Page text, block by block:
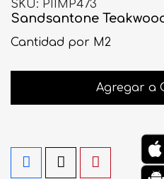
SKU PIIMP473
Sandsantone
Cantidad por M2
Agregar a